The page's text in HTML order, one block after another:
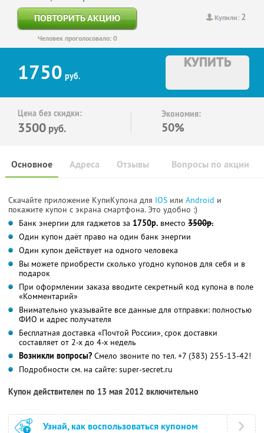
Купили: 2
ПОВТОРИТЬ АКЦИЮ
Человек проголосовало: 0
1750 руб.
КУПИТЬ
Цена без скидки:
3500 руб.
Экономия:
50%
Основное Отзывы Вопросы по акции
Адреса
Скачайте приложение КупиКупона для IOS или Android и
покажите купон с экрана смартфона. Это удобно :)
Банк энергии для гаджетов за 1750р. вместо 3500р.
Один купон даёт право на один банк энергии
Один купон действует на одного человека
Вы можете приобрести сколько угодно купонов для себя и в
подарок
При оформлении заказа вводите секретный код купона в поле
«Комментарий»
Внимательно указывайте все данные для отправки: полностью
ФИО и адрес получателя
Бесплатная доставка «Почтой России», срок доставки
составляет от 2-х до 4-х недель
Возникли вопросы? Смело звоните по тел. +7 (383) 255-13-42!
Подробности см. на сайте: super-secret.ru
Купон действителен по 13 мая 2012 включительно
Узнай, как воспользоваться купоном